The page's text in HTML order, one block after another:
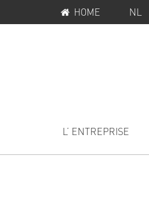
à
au
SERVICE
HOME NL
NAVIGATION
L’ ENTREPRISE